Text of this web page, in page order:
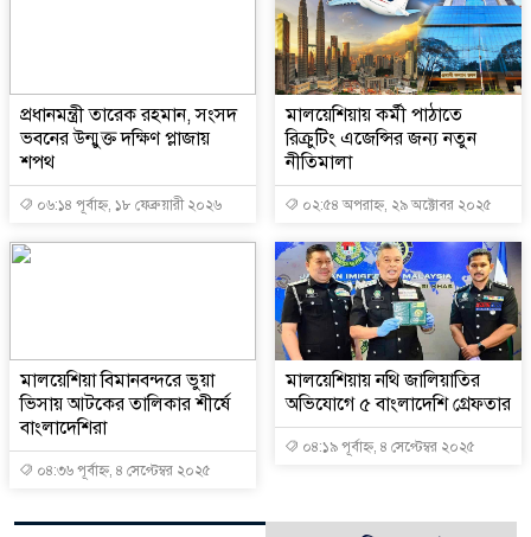
প্রধানমন্ত্রী তারেক রহমান, সংসদ
ভবনের উন্মুক্ত দক্ষিণ প্লাজায়
শপথ
০৬:১৪ পূর্বাহ্ন, ১৮ ফেব্রুয়ারী ২০২৬
মালয়েশিয়ায় কর্মী পাঠাতে
রিক্রুটিং এজেন্সির জন্য নতুন
নীতিমালা
০২:৫৪ অপরাহ্ন, ২৯ অক্টোবর ২০২৫
মালয়েশিয়া বিমানবন্দরে ভুয়া
ভিসায় আটকের তালিকার শীর্ষে
বাংলাদেশিরা
০৪:৩৬ পূর্বাহ্ন, ৪ সেপ্টেম্বর ২০২৫
মালয়েশিয়ায় নথি জালিয়াতির
অভিযোগে ৫ বাংলাদেশি গ্রেফতার
০৪:১৯ পূর্বাহ্ন, ৪ সেপ্টেম্বর ২০২৫